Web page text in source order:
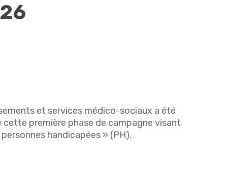
et services médico-sociaux a été
première phase de campagne visant
handicapées » (PH).